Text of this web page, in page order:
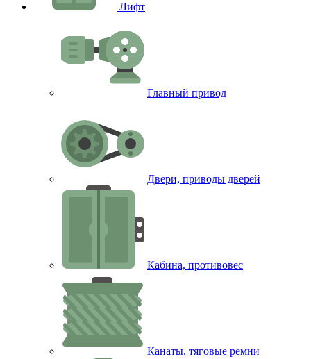
Лифт
Главный привод
Двери, приводы дверей
Кабина, противовес
Канаты, тяговые ремни